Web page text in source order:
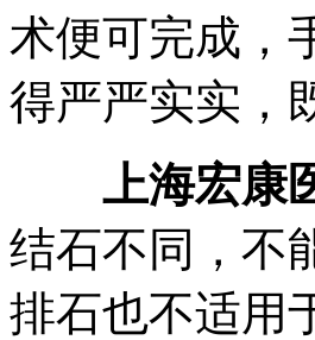
术便可完成，
得严严实实，
上海宏康
结石不同，不
排石也不适用